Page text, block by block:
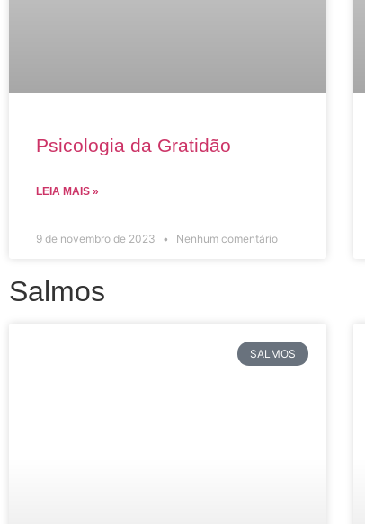
Psicologia da Gratidão
LEIA MAIS »
9 de novembro de 2023 Nenhum comentário
Salmos
SALMOS